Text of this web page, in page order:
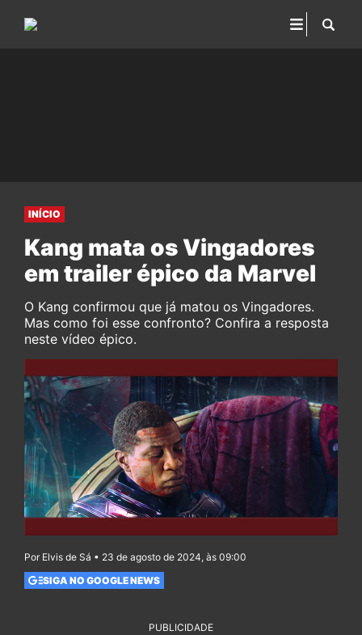
INÍCIO
Kang mata os Vingadores
em trailer épico da Marvel
O Kang confirmou que já matou os Vingadores.
Mas como foi esse confronto? Confira a resposta
neste vídeo épico.
Por Elvis de Sá • 23 de agosto de 2024, às 09:00
SIGA NO GOOGLE NEWS
PUBLICIDADE